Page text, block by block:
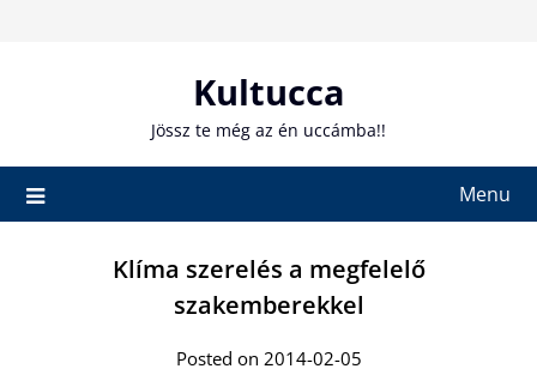
Kultucca
Jössz te még az én uccámba!!
Menu
Klíma szerelés a megfelelő
szakemberekkel
Posted on 2014-02-05